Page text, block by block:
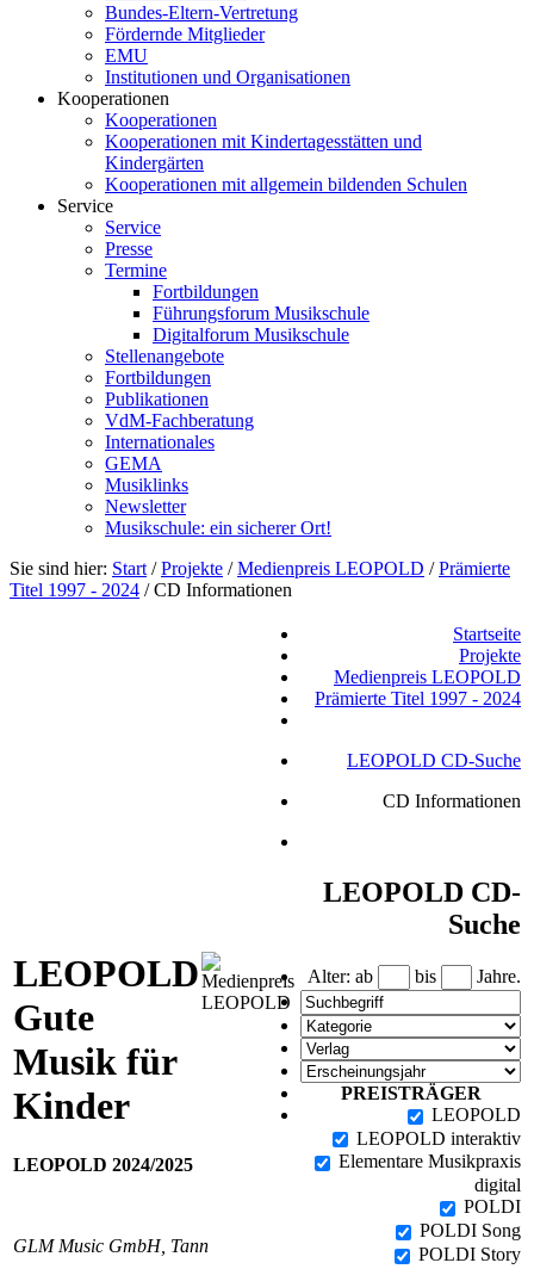
Bundes-Eltern-Vertretung
Fördernde Mitglieder
EMU
Institutionen und Organisationen
Kooperationen
Kooperationen
Kooperationen mit Kindertagesstätten und
Kindergärten
Kooperationen mit allgemein bildenden Schulen
Service
Service
Presse
Termine
Fortbildungen
Führungsforum Musikschule
Digitalforum Musikschule
Stellenangebote
Fortbildungen
Publikationen
VdM-Fachberatung
Internationales
GEMA
Musiklinks
Newsletter
Musikschule: ein sicherer Ort!
Sie sind hier: Start /Projekte /Medienpreis LEOPOLD /Prämierte
Titel 1997 - 2024 /CD Informationen
LEOPOLD
Gute
Musik für
Kinder
LEOPOLD 2024/2025
GLM Music GmbH, Tann
Startseite
Projekte
Medienpreis LEOPOLD
Prämierte Titel 1997 - 2024
LEOPOLD CD-Suche
CD Informationen
LEOPOLD CD-
Suche
Alter: ab bis Jahre.
PREISTRÄGER
LEOPOLD
LEOPOLD interaktiv
Elementare Musikpraxis
digital
POLDI
POLDI Song
POLDI Story